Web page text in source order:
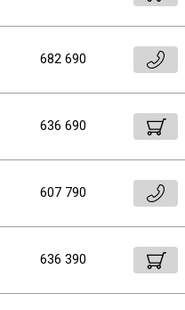
682 690
636 690
607 790
636 390